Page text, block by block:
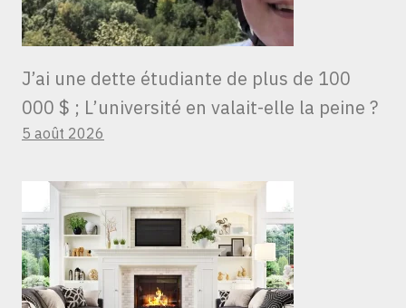
J’ai une dette étudiante de plus de 100
000 $ ; L’université en valait-elle la peine ?
5 août 2026